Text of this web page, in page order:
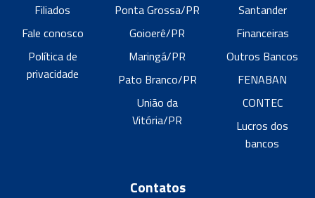
Filiados
Fale conosco
Política de
privacidade
Ponta Grossa/PR
Goioerê/PR
Maringá/PR
Pato Branco/PR
União da
Vitória/PR
Santander
Financeiras
Outros Bancos
FENABAN
CONTEC
Lucros dos
bancos
Contatos